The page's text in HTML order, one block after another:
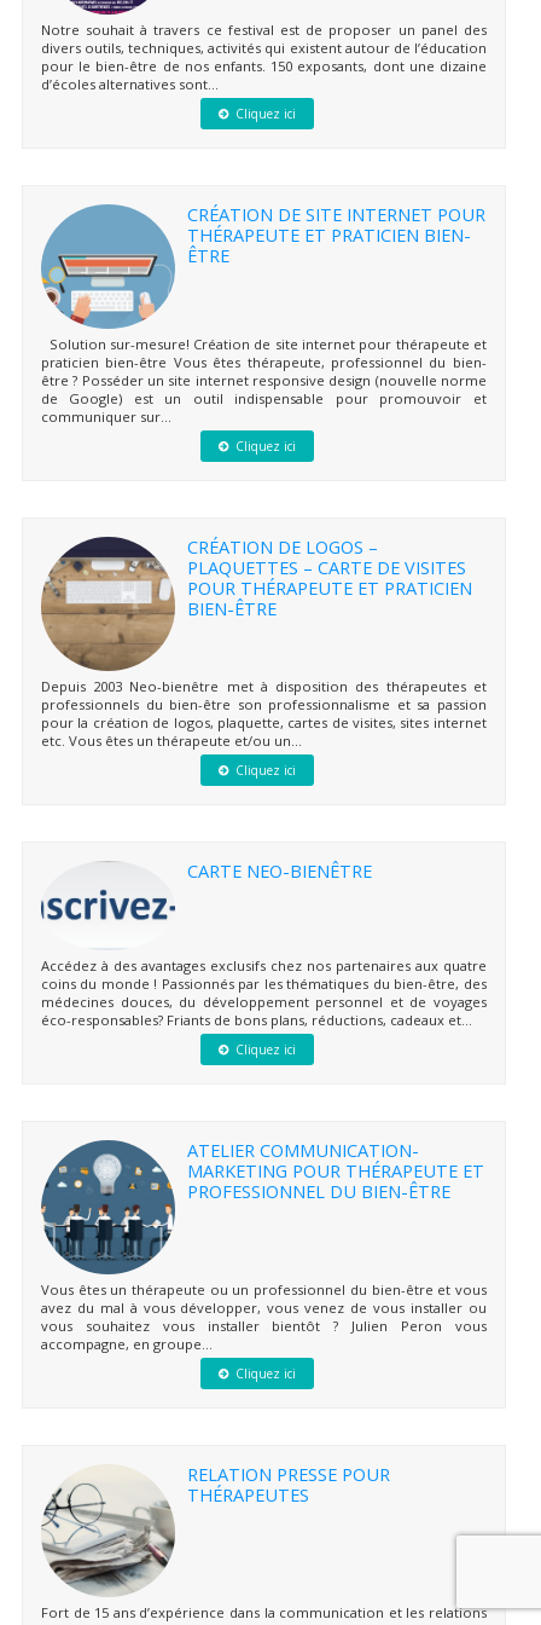
Notre souhait à travers ce festival est de proposer un panel des
divers outils, techniques, activités qui existent autour de l’éducation
pour le bien-être de nos enfants. 150 exposants, dont une dizaine
d’écoles alternatives sont...
Cliquez ici
CRÉATION DE SITE INTERNET POUR
THÉRAPEUTE ET PRATICIEN BIEN-
ÊTRE
Solution sur-mesure! Création de site internet pour thérapeute et
praticien bien-être Vous êtes thérapeute, professionnel du bien-
être ? Posséder un site internet responsive design (nouvelle norme
de Google) est un outil indispensable pour promouvoir et
communiquer sur...
Cliquez ici
CRÉATION DE LOGOS –
PLAQUETTES – CARTE DE VISITES
POUR THÉRAPEUTE ET PRATICIEN
BIEN-ÊTRE
Depuis 2003 Neo-bienêtre met à disposition des thérapeutes et
professionnels du bien-être son professionnalisme et sa passion
pour la création de logos, plaquette, cartes de visites, sites internet
etc. Vous êtes un thérapeute et/ou un...
Cliquez ici
CARTE NEO-BIENÊTRE
Accédez à des avantages exclusifs chez nos partenaires aux quatre
coins du monde ! Passionnés par les thématiques du bien-être, des
médecines douces, du développement personnel et de voyages
éco-responsables? Friants de bons plans, réductions, cadeaux et...
Cliquez ici
ATELIER COMMUNICATION-
MARKETING POUR THÉRAPEUTE ET
PROFESSIONNEL DU BIEN-ÊTRE
Vous êtes un thérapeute ou un professionnel du bien-être et vous
avez du mal à vous développer, vous venez de vous installer ou
vous souhaitez vous installer bientôt ? Julien Peron vous
accompagne, en groupe...
Cliquez ici
RELATION PRESSE POUR
THÉRAPEUTES
Fort de 15 ans d’expérience dans la communication et les relations